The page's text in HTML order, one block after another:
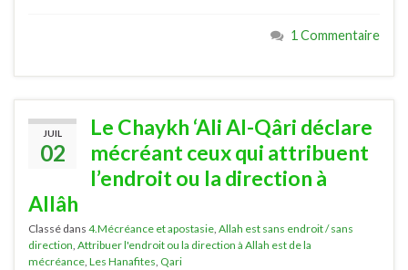
1 Commentaire
JUIL
02
Le Chaykh ‘Ali Al-Qâri déclare
mécréant ceux qui attribuent
l’endroit ou la direction à
Allâh
Classé dans 4.Mécréance et apostasie, Allah est sans endroit / sans
direction, Attribuer l'endroit ou la direction à Allah est de la
mécréance, Les Hanafites, Qari